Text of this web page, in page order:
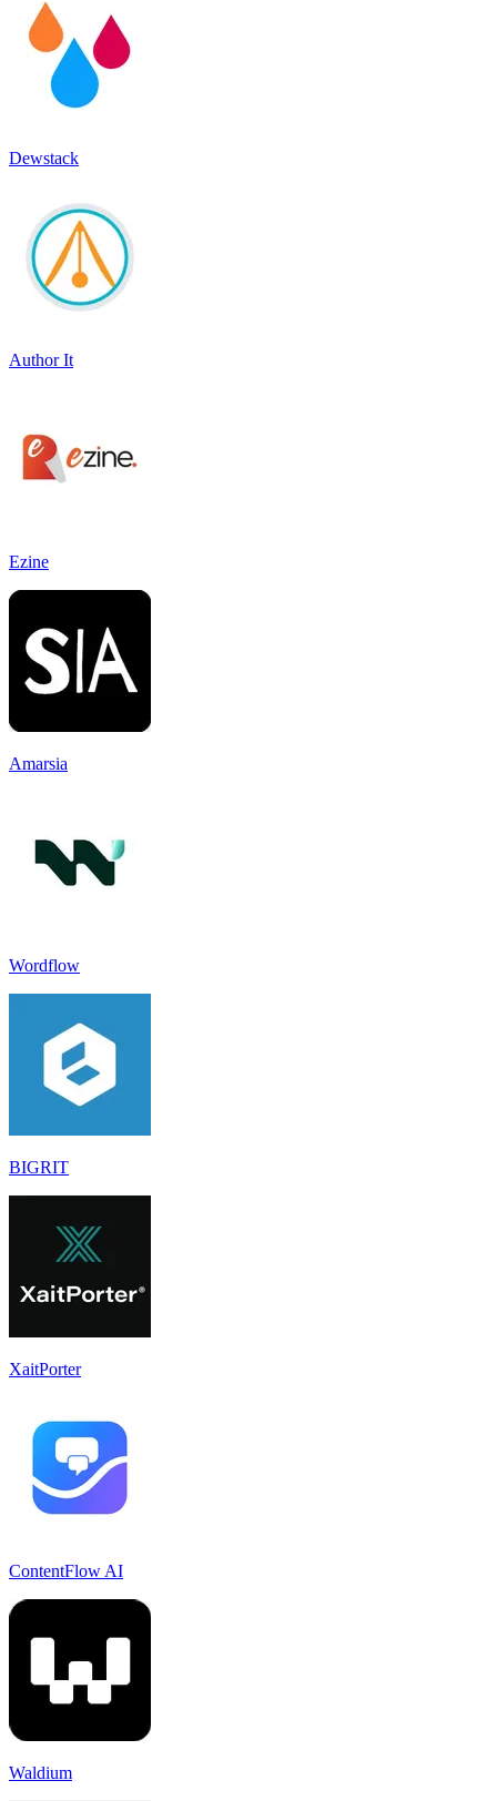
Dewstack
Author It
Ezine
Amarsia
Wordflow
BIGRIT
XaitPorter
ContentFlow AI
Waldium